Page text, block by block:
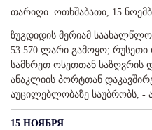
თარიღი: ოთხშაბათი, 15
ზუგდიდის მერიამ
53 570 ლარი გამოყო;
სამხრეთ ოსეთთან საზღვრის
ანაკლიის პორტთან
აუცილებლობაზე საუბრობს, -
15 НОЯБРЯ